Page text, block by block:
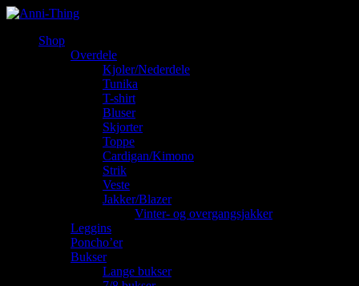
Shop
Overdele
Kjoler/Nederdele
Tunika
T-shirt
Bluser
Skjorter
Toppe
Cardigan/Kimono
Strik
Veste
Jakker/Blazer
Vinter- og overgangsjakker
Leggins
Poncho’er
Bukser
Lange bukser